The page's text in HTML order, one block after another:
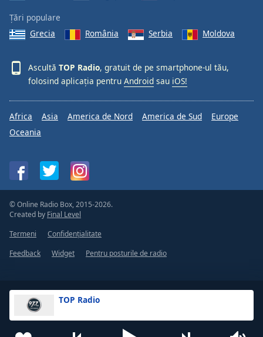
TOP Radio
Țări populare
Grecia
România Serbia Moldova
Ascultă TOP Radio, gratuit de pe smartphone-ul tău,
folosind aplicația pentru Android sau iOS!
Africa Asia America de Nord America de Sud
Europe
Oceania
© Online Radio Box, 2015-2026.
Created by Final Level
Termeni
Confidențialitate
Feedback
Widget Pentru posturile de radio